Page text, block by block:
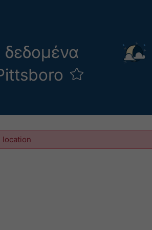
δεδομένα
location